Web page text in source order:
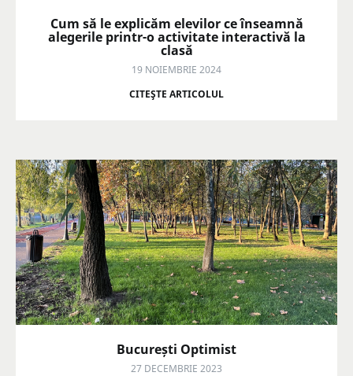
Cum să le explicăm elevilor ce înseamnă
alegerile printr-o activitate interactivă la
clasă
19 NOIEMBRIE 2024
CITEŞTE ARTICOLUL
București Optimist
27 DECEMBRIE 2023